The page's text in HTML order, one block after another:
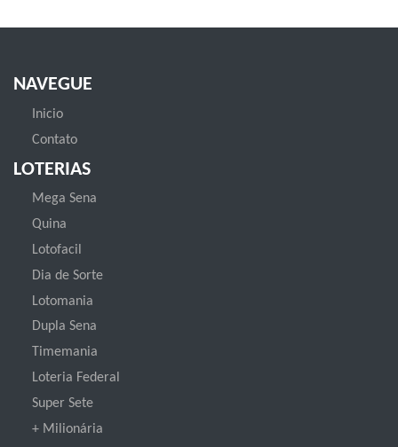
NAVEGUE
Inicio
Contato
LOTERIAS
Mega Sena
Quina
Lotofacil
Dia de Sorte
Lotomania
Dupla Sena
Timemania
Loteria Federal
Super Sete
+ Milionária